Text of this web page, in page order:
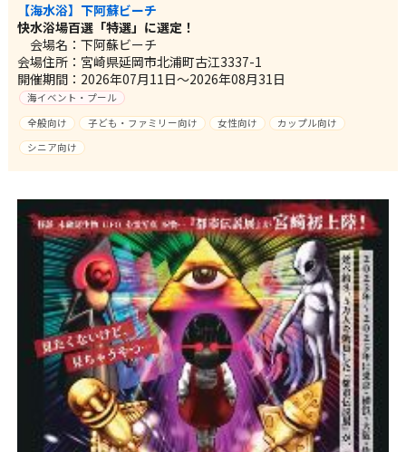
【海水浴】下阿蘇ビーチ
快水浴場百選「特選」に選定！
会場名：下阿蘇ビーチ
会場住所：宮崎県延岡市北浦町古江3337-1
開催期間：2026年07月11日～2026年08月31日
海イベント・プール
全般向け
子ども・ファミリー向け 女性向け
カップル向け
シニア向け